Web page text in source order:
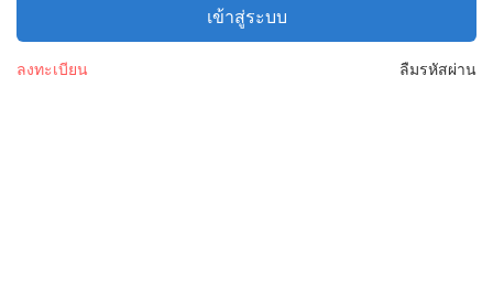
เข้าสู่ระบบ
ลืมรหัสผ่าน
ลงทะเบียน